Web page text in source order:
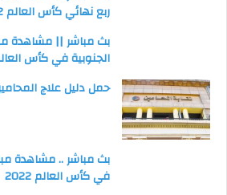
ربع نهائي كأس العالم 2022
بث مباشر || مشاهدة
الجنوبية في كأس
حمل دليل علاج المحامين
بث مباشر .. مشاهدة
في كأس العالم 2022